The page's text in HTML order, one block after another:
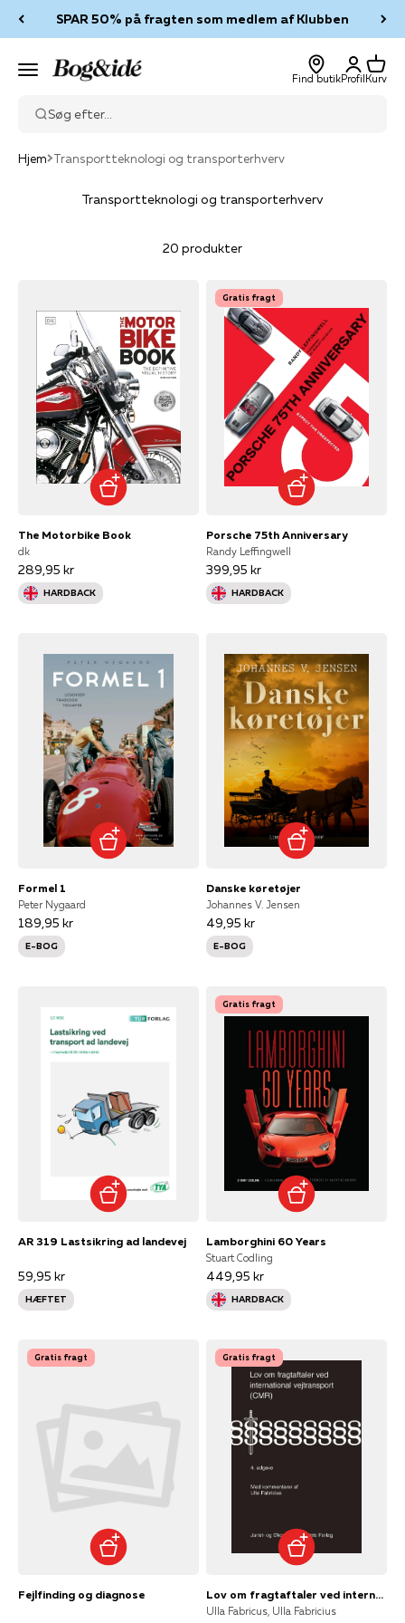
SPAR 50% på fragten som medlem af Klubben
Menu Bog & idé
Find butik
Log ind
Profil
Kurv
Kurv
Søg efter...
Hjem Transportteknologi og transporterhverv
Transportteknologi og transporterhverv
20 produkter
The Motorbike Book
dk
289,95 kr
HARDBACK
Gratis fragt
Porsche 75th Anniversary
Randy Leffingwell
399,95 kr
HARDBACK
Formel 1
Peter Nygaard
189,95 kr
E-BOG
Danske køretøjer
Johannes V. Jensen
49,95 kr
E-BOG
AR 319 Lastsikring ad landevej
59,95 kr
HÆFTET
Gratis fragt
Lamborghini 60 Years
Stuart Codling
449,95 kr
HARDBACK
Gratis fragt
Fejlfinding og diagnose
Gratis fragt
Lov om fragtaftaler ved international vejtransport (CMR)
Ulla Fabricus, Ulla Fabricius